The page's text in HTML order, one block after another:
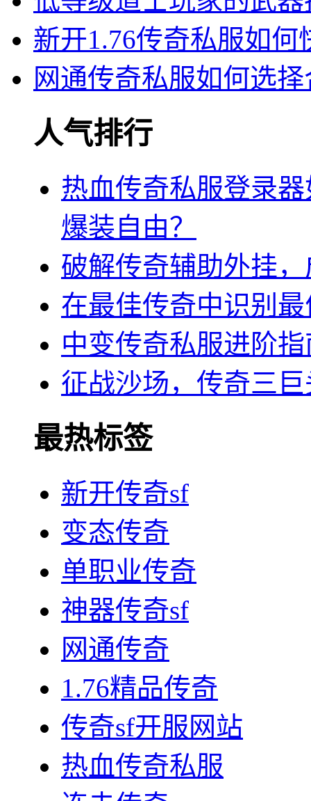
新开1.76传奇私服如何
网通传奇私服如何选
人气排行
热血传奇私服登录
爆装自由？
破解传奇辅助外挂
在最佳传奇中识别
中变传奇私服进阶
征战沙场，传奇三
最热标签
新开传奇sf
变态传奇
单职业传奇
神器传奇sf
网通传奇
1.76精品传奇
传奇sf开服网站
热血传奇私服